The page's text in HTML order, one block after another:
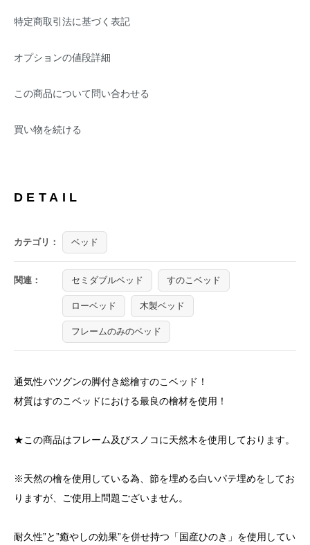
特定商取引法に基づく表記
オプションの値段詳細
この商品について問い合わせる
買い物を続ける
DETAIL
カテゴリ： ベッド
関連： セミダブルベッド すのこベッド
ローベッド 木製ベッド
フレームのみのベッド
通気性バツグンの脚付き総檜すのこベッド！
材質はすのこベッドにおける最良の檜材を使用！
★この商品はフレーム及びスノコに天然木を使用しております。
※天然の檜を使用している為、節を埋める白いパテ埋めをしてお
りますが、ご使用上問題ございません。
耐久性”と”癒やしの効果”を併せ持つ「国産ひのき」を使用してい